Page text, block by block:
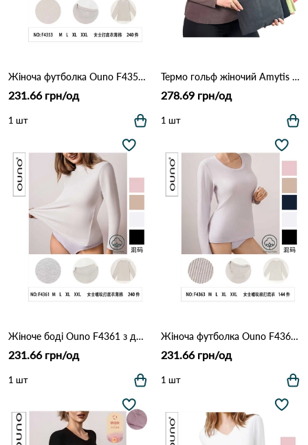
Жіноча футболка Ouno F4353 з довгим рукавом (бавовна) Різні кольори
231.66 грн/од
1 шт
Термо гольф жіночий Amytis HW802 Різні кольори
278.69 грн/од
1 шт
Жіноче боді Ouno F4361 з довгим рукавом (бавовна, базова модель) Різні кольори
231.66 грн/од
1 шт
Жіноча футболка Ouno F4363 з довгим рукавом (бавовна) Різні кольори
231.66 грн/од
1 шт